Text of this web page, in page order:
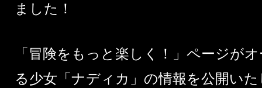
ました！
「 冒険をもっと楽しく！
」ページが
る少女「ナディカ」の情報を公開い